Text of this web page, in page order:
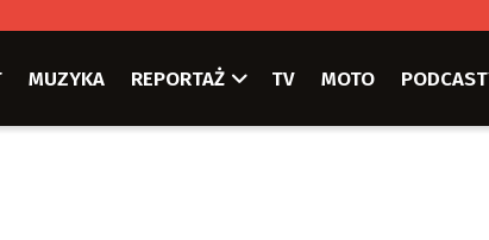
MUZYKA REPORTAŻ TV MOTO